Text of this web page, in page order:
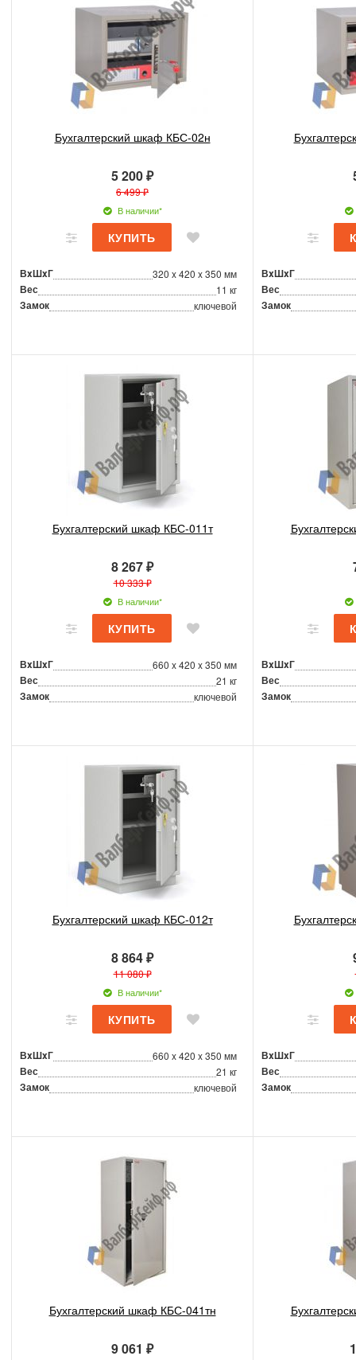
Бухгалтерский шкаф КБС-02н
5 200 ₽
6 499 ₽
В наличии*
ВxШxГ 320 x 420 x 350 мм
Вес 11 кг
Замок ключевой
ВxШxГ
Вес
Замок
Бухгалтерский шкаф КБС-011т
8 267 ₽
10 333 ₽
В наличии*
ВxШxГ 660 x 420 x 350 мм
Вес 21 кг
Замок ключевой
ВxШxГ
Вес
Замок
Бухгалтерский шкаф КБС-012т
8 864 ₽
11 080 ₽
В наличии*
ВxШxГ 660 x 420 x 350 мм
Вес 21 кг
Замок ключевой
ВxШxГ
Вес
Замок
Бухгалтерский шкаф КБС-041тн
9 061 ₽